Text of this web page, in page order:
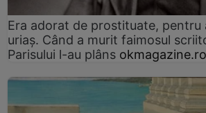
Era adorat de prostituate, pentru
uriaș. Când a murit faimosul
Parisului l-au plâns okmagazine.ro